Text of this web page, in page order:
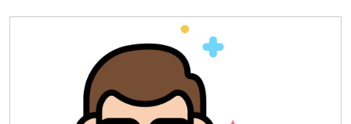
de
l’expression
personnelle